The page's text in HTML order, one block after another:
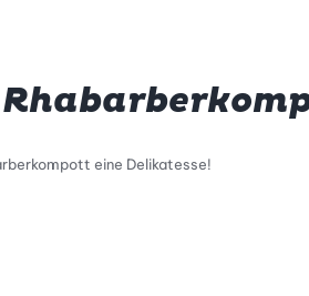
eine Delikatesse!